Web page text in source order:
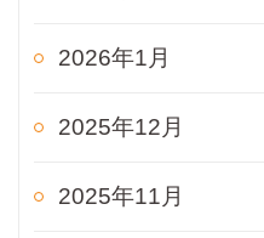
2026年1月
2025年12月
2025年11月